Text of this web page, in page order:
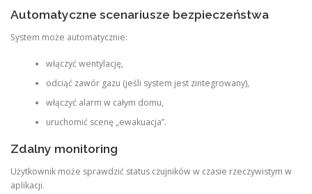
Automatyczne scenariusze bezpieczeństwa
System może automatycznie:
włączyć wentylację,
odciąć zawór gazu (jeśli system jest zintegrowany),
włączyć alarm w całym domu,
uruchomić scenę „ewakuacja”.
Zdalny monitoring
Użytkownik może sprawdzić status czujników w czasie rzeczywistym w
aplikacji.